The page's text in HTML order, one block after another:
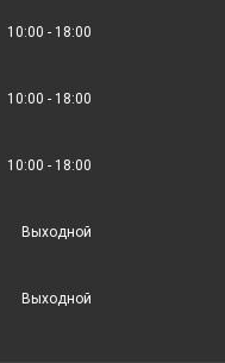
10:00 - 18:00
10:00 - 18:00
10:00 - 18:00
Выходной
Выходной